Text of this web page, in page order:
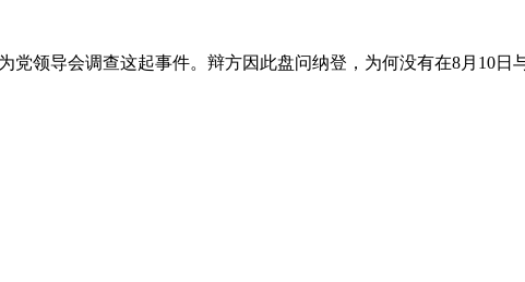
领导会调查这起事件。辩方因此盘问纳登，为何没有在8月10日